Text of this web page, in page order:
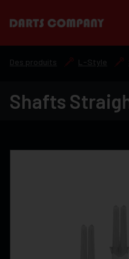
Des produits L-Style
Shafts